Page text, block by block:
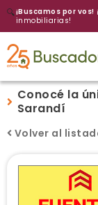
🔍¡Buscamos por vos!
inmobiliarias!
Conocé la
Sarandí
Volver al